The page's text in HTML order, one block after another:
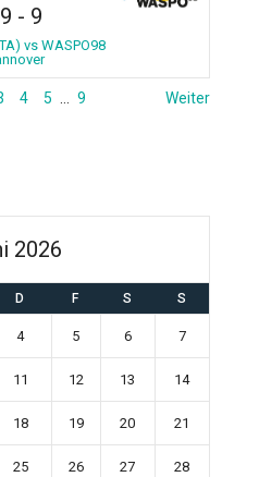
- 9
vs WASPO98
4 5 9 Weiter
2026
D F S S
4 5 6 7
11 12 13 14
18 19 20 21
25 26 27 28